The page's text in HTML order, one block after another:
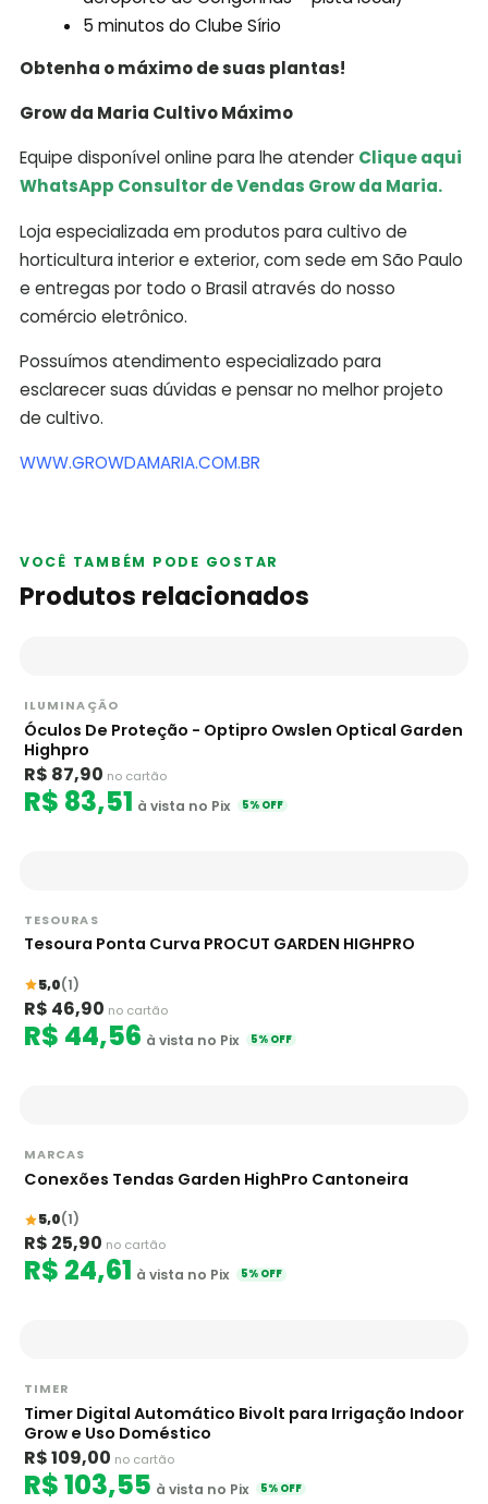
5 minutos do Clube Sírio
Obtenha o máximo de suas plantas!
Grow da Maria Cultivo Máximo
Equipe disponível online para lhe atender Clique aqui
WhatsApp Consultor de Vendas Grow da Maria.
Loja especializada em produtos para cultivo de
horticultura interior e exterior, com sede em São Paulo
e entregas por todo o Brasil através do nosso
comércio eletrônico.
Possuímos atendimento especializado para
esclarecer suas dúvidas e pensar no melhor projeto
de cultivo.
WWW.GROWDAMARIA.COM.BR
VOCÊ TAMBÉM PODE GOSTAR
Produtos relacionados
ILUMINAÇÃO
Óculos De Proteção - Optipro Owslen Optical Garden
Highpro
R$ 87,90 no cartão
R$ 83,51 à vista no Pix 5% OFF
TESOURAS
Tesoura Ponta Curva PROCUT GARDEN HIGHPRO
5,0(1)
R$ 46,90 no cartão
R$ 44,56 à vista no Pix 5% OFF
MARCAS
Conexões Tendas Garden HighPro Cantoneira
5,0(1)
R$ 25,90 no cartão
R$ 24,61 à vista no Pix 5% OFF
TIMER
Timer Digital Automático Bivolt para Irrigação Indoor
Grow e Uso Doméstico
R$ 109,00 no cartão
R$ 103,55 à vista no Pix 5% OFF